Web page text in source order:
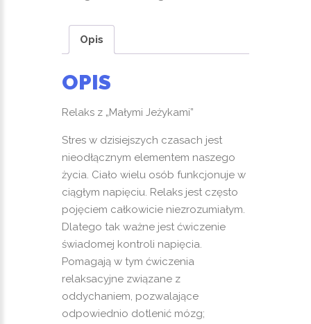
7-
Opis
OPIS
Relaks z „Małymi Jeżykami”
Stres w dzisiejszych czasach jest
nieodłącznym elementem naszego
życia. Ciało wielu osób funkcjonuje w
ciągłym napięciu. Relaks jest często
pojęciem całkowicie niezrozumiałym.
Dlatego tak ważne jest ćwiczenie
świadomej kontroli napięcia.
Pomagają w tym ćwiczenia
relaksacyjne związane z
oddychaniem, pozwalające
odpowiednio dotlenić mózg;